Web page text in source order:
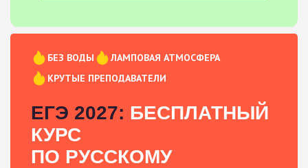
БЕЗ ВОДЫ
ЛАМПОВАЯ АТМОСФЕРА
КРУТЫЕ ПРЕПОДАВАТЕЛИ
ЕГЭ 2027: БЕСПЛАТНЫЙ
КУРС
ПО РУССКОМУ